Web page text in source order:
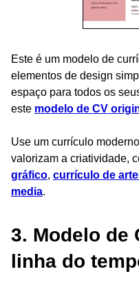
Este é um modelo de
elementos de design
espaço para todos os
este modelo de CV
Use um currículo
valorizam a criatividade,
gráfico, currículo de
media.
3. Modelo de
linha do